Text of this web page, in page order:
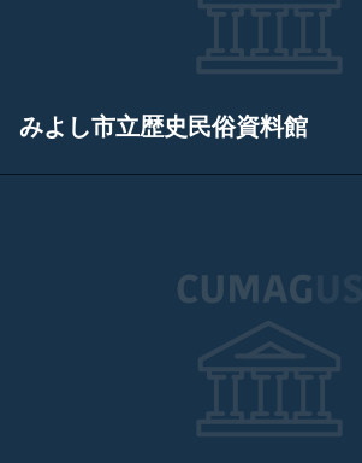
みよし市立歴史民俗資料館